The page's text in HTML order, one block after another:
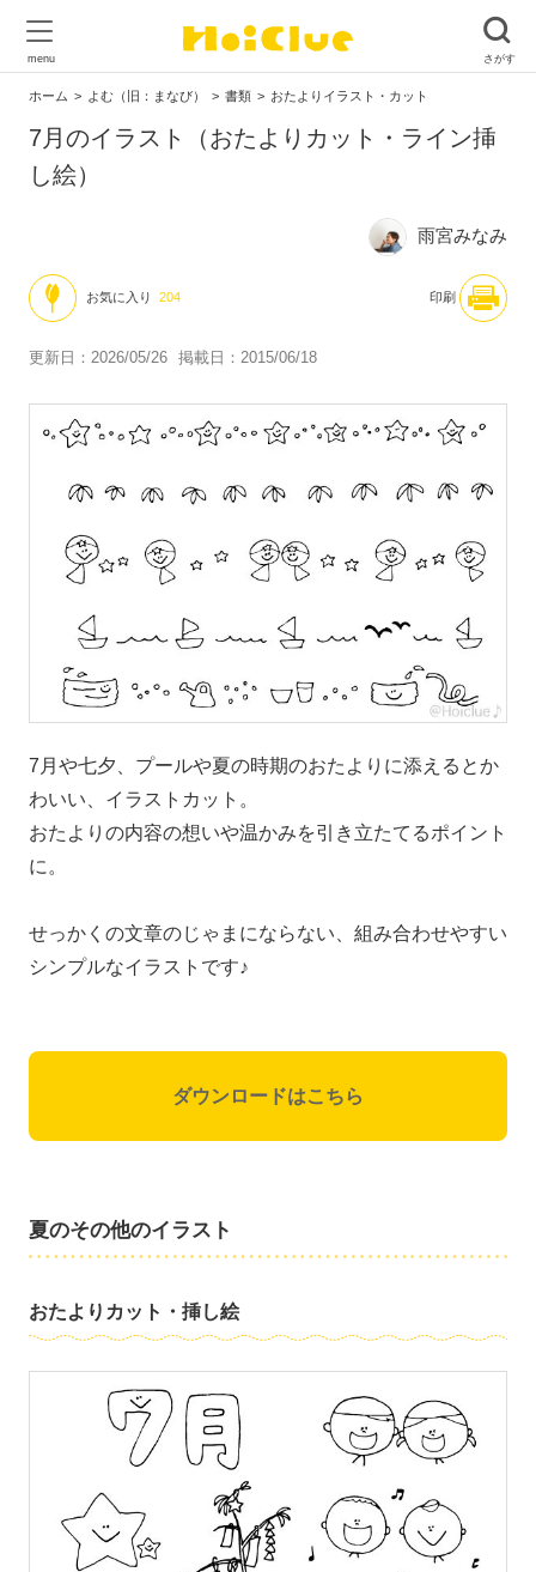
ホーム よむ（旧：まなび） 書類 おたよりイラスト・カット
7月のイラスト（おたよりカット・ライン挿
し絵）
雨宮みなみ
お気に入り 204 印刷
更新日：2026/05/26 掲載日：2015/06/18
7月や七夕、プールや夏の時期のおたよりに添えるとか
わいい、イラストカット。
おたよりの内容の想いや温かみを引き立たてるポイント
に。
せっかくの文章のじゃまにならない、組み合わせやすい
シンプルなイラストです♪
ダウンロードはこちら
夏のその他のイラスト
おたよりカット・挿し絵